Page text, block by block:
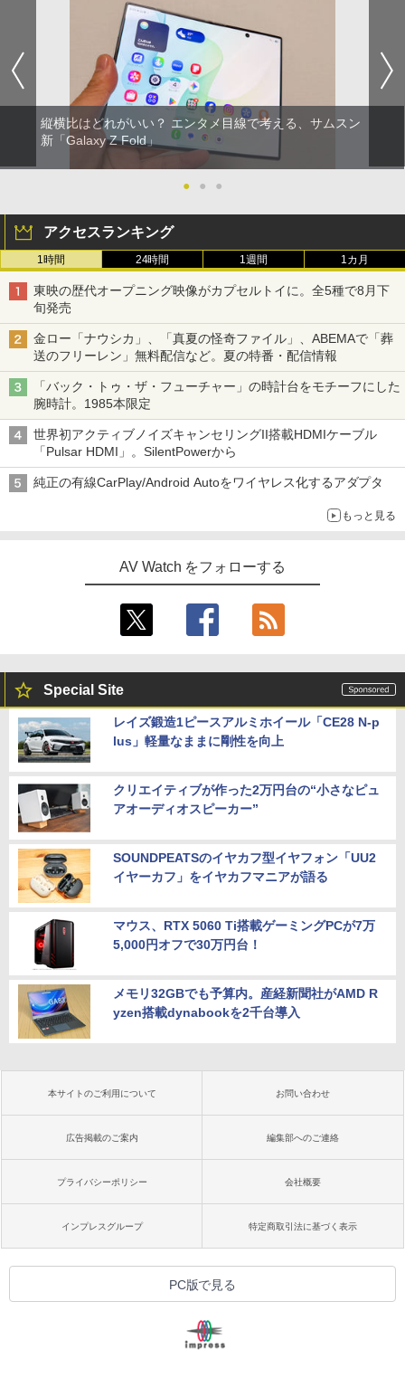
縦横比はどれがいい？ エンタメ目線で考える、サムスン
新「Galaxy Z Fold」
● ● ●
アクセスランキング
1時間 24時間 1週間 1カ月
東映の歴代オープニング映像がカプセルトイに。全5種で8月下
旬発売
金ロー「ナウシカ」、「真夏の怪奇ファイル」、ABEMAで「葬
送のフリーレン」無料配信など。夏の特番・配信情報
「バック・トゥ・ザ・フューチャー」の時計台をモチーフにした
腕時計。1985本限定
世界初アクティブノイズキャンセリングII搭載HDMIケーブル
「Pulsar HDMI」。SilentPowerから
純正の有線CarPlay/Android Autoをワイヤレス化するアダプタ
もっと見る
AV Watch をフォローする
Special Site
レイズ鍛造1ピースアルミホイール「CE28 N-p
lus」軽量なままに剛性を向上
クリエイティブが作った2万円台の“小さなピュ
アオーディオスピーカー”
SOUNDPEATSのイヤカフ型イヤフォン「UU2
イヤーカフ」をイヤカフマニアが語る
マウス、RTX 5060 Ti搭載ゲーミングPCが7万
5,000円オフで30万円台！
メモリ32GBでも予算内。産経新聞社がAMD R
yzen搭載dynabookを2千台導入
本サイトのご利用について お問い合わせ
広告掲載のご案内 編集部へのご連絡
プライバシーポリシー 会社概要
インプレスグループ 特定商取引法に基づく表示
PC版で見る